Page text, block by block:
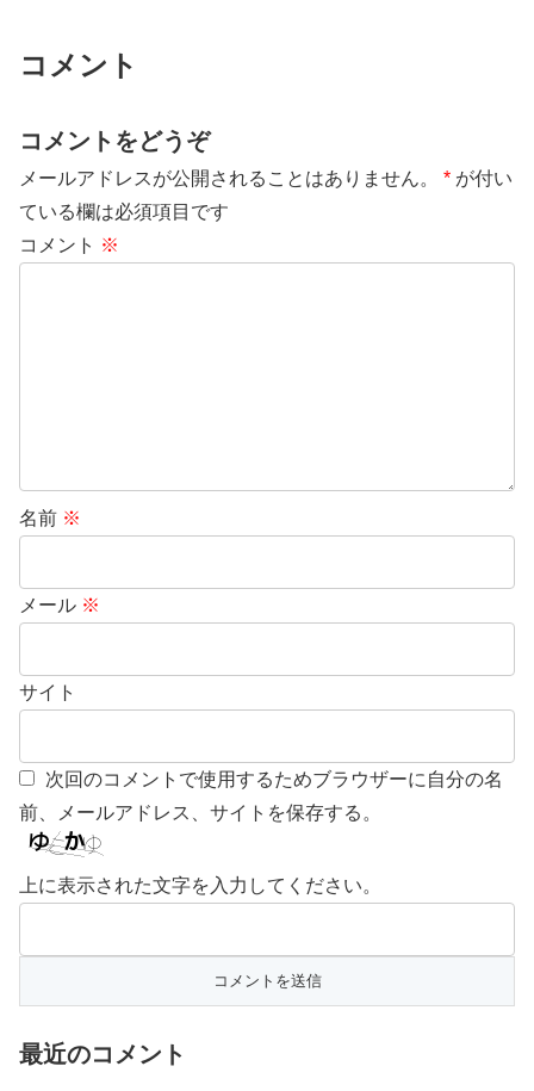
コメント
コメントをどうぞ
メールアドレスが公開されることはありません。 * が付い
ている欄は必須項目です
コメント ※
名前 ※
メール ※
サイト
次回のコメントで使用するためブラウザーに自分の名
前、メールアドレス、サイトを保存する。
上に表示された文字を入力してください。
最近のコメント